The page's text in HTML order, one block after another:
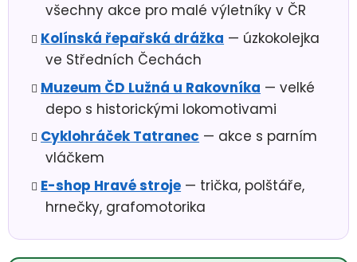
všechny akce pro malé výletníky v ČR
Kolínská řepařská drážka — úzkokolejka
ve Středních Čechách
Muzeum ČD Lužná u Rakovníka — velké
depo s historickými lokomotivami
Cyklohráček Tatranec — akce s parním
vláčkem
E-shop Hravé stroje — trička, polštáře,
hrnečky, grafomotorika